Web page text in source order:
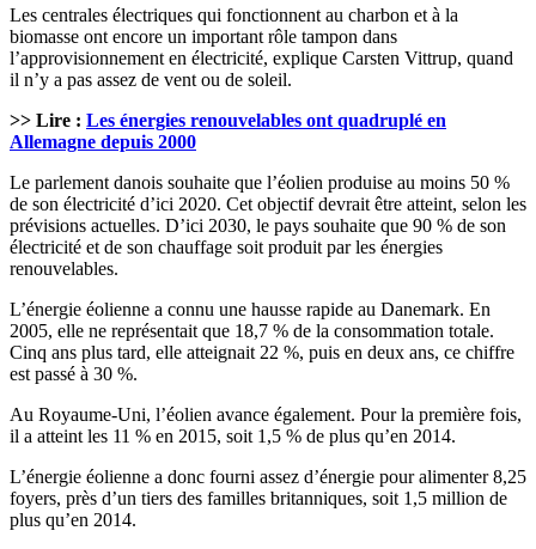
Les centrales électriques qui fonctionnent au charbon et à la
biomasse ont encore un important rôle tampon dans
l’approvisionnement en électricité, explique Carsten Vittrup, quand
il n’y a pas assez de vent ou de soleil.
>> Lire : Les énergies renouvelables ont quadruplé en
Allemagne depuis 2000
Le parlement danois souhaite que l’éolien produise au moins 50 %
de son électricité d’ici 2020. Cet objectif devrait être atteint, selon les
prévisions actuelles. D’ici 2030, le pays souhaite que 90 % de son
électricité et de son chauffage soit produit par les énergies
renouvelables.
L’énergie éolienne a connu une hausse rapide au Danemark. En
2005, elle ne représentait que 18,7 % de la consommation totale.
Cinq ans plus tard, elle atteignait 22 %, puis en deux ans, ce chiffre
est passé à 30 %.
Au Royaume-Uni, l’éolien avance également. Pour la première fois,
il a atteint les 11 % en 2015, soit 1,5 % de plus qu’en 2014.
L’énergie éolienne a donc fourni assez d’énergie pour alimenter 8,25
foyers, près d’un tiers des familles britanniques, soit 1,5 million de
plus qu’en 2014.